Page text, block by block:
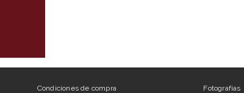
Condiciones de compra Fotografías